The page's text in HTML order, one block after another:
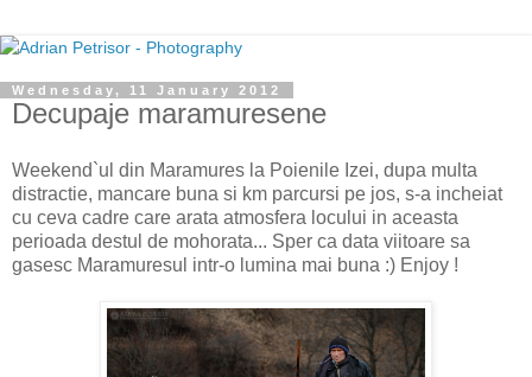
Wednesday, 11 January 2012
Decupaje maramuresene
Weekend`ul din Maramures la Poienile Izei, dupa multa
distractie, mancare buna si km parcursi pe jos, s-a incheiat
cu ceva cadre care arata atmosfera locului in aceasta
perioada destul de mohorata... Sper ca data viitoare sa
gasesc Maramuresul intr-o lumina mai buna :) Enjoy !